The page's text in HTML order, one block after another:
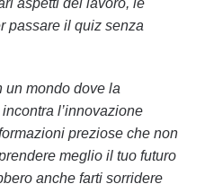
aspetti del lavoro, le
passare il quiz senza
un mondo dove la
l’innovazione
preziose che non
meglio il tuo futuro
anche farti sorridere